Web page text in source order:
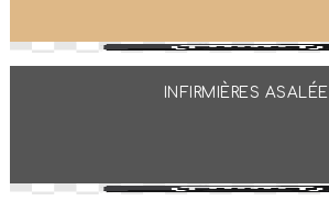
INFIRMIÈRES ASALÉE